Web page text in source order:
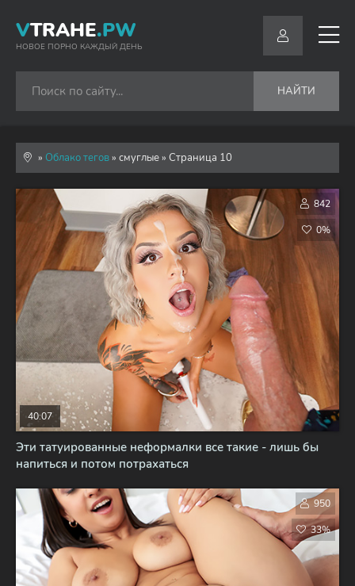
VTRAHE.PW
НОВОЕ ПОРНО КАЖДЫЙ ДЕНЬ
НАЙТИ
» Облако тегов» смуглые » Страница 10
Эти татуированные неформалки все такие - лишь бы
напиться и потом потрахаться
40:07
842
0%
950
33%